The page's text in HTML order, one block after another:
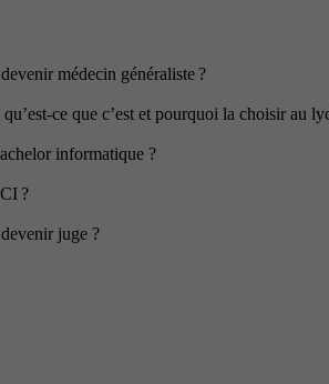
médecin généraliste ?
ce que c’est et pourquoi la choisir au
informatique ?
?
juge ?